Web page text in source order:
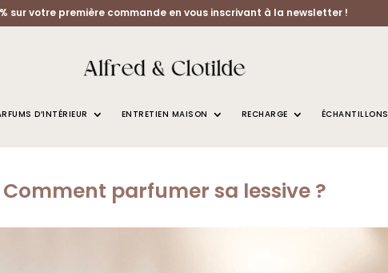
sur votre première commande en vous inscrivant à la newsletter !
D’INTÉRIEUR ENTRETIEN MAISON RECHARGE ÉCHANTILLONS
Comment parfumer sa lessive ?